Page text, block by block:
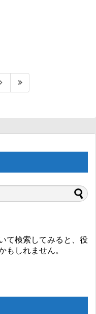
て検索してみると、役
もしれません。